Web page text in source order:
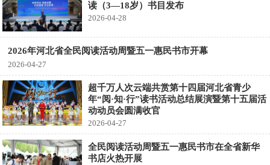
读（3—18岁）书目发布
2026-04-28
2026年河北省全民阅读活动周暨五一惠民书市开幕
2026-04-27
超千万人次云端共赏第十四届河北省青少
年“阅·知·行”读书活动总结展演暨第十五届活
动动员会圆满收官
2026-04-27
全民阅读活动周暨五一惠民书市在全省新华
书店火热开展